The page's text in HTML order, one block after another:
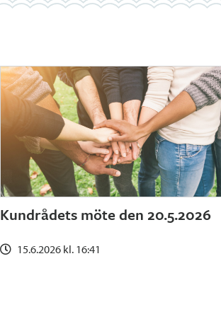
Kundrådets möte den 20.5.2026
15.6.2026 kl. 16:41